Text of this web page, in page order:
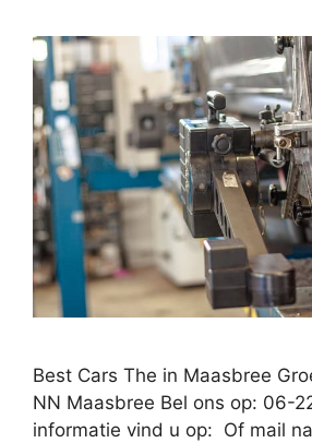
Best Cars The in Maasbree
NN Maasbree Bel ons op: 06-
informatie vind u op: Of mail